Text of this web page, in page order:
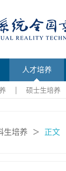
人才培养
硕士生培养
生培养 ＞ 正文